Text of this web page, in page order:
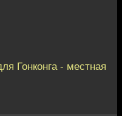
Гонконга - местная